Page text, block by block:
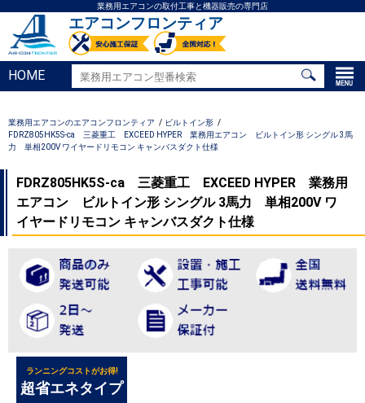
業務用エアコンの取付工事と機器販売の専門店
エアコンフロンティア
HOME
業務用エアコンのエアコンフロンティア
ビルトイン形
FDRZ805HK5S-ca 三菱重工 EXCEED HYPER 業務用エアコン ビルトイン形 シングル 3馬
力 単相200V ワイヤードリモコン キャンバスダクト仕様
FDRZ805HK5S-ca 三菱重工 EXCEED HYPER 業務用
エアコン ビルトイン形 シングル 3馬力 単相200V ワ
イヤードリモコン キャンバスダクト仕様
ランニングコストがお得!
超省エネタイプ